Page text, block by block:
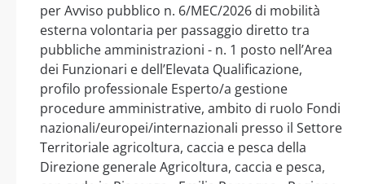
per Avviso pubblico n. 6/MEC/2026 di mobilità
esterna volontaria per passaggio diretto tra
pubbliche amministrazioni - n. 1 posto nell’Area
dei Funzionari e dell’Elevata Qualificazione,
profilo professionale Esperto/a gestione
procedure amministrative, ambito di ruolo Fondi
nazionali/europei/internazionali presso il Settore
Territoriale agricoltura, caccia e pesca della
Direzione generale Agricoltura, caccia e pesca,